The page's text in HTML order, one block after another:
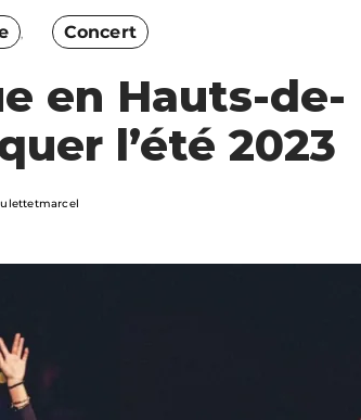
Concert
en Hauts-de-
l’été 2023